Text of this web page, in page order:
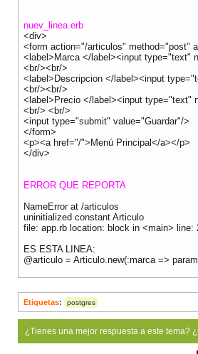
nuev_linea.erb
<div>
<form action="/articulos" method="post"
<label>Marca </label><input type="text"
<br/><br/>
<label>Descripcion </label><input
<br/><br/>
<label>Precio </label><input type="text"
<br/> <br/>
<input type="submit" value="Guardar"/>
</form>
<p><a href="/">Menú Principal</a></p>
</div>
ERROR QUE REPORTA
NameError at /articulos
uninitialized constant Articulo
file: app.rb location: block in <main> line:
ES ESTA LINEA:
@articulo = Articulo.new(:marca =>
Etiquetas: postgres
¿Tienes una mejor respuesta a este tema?